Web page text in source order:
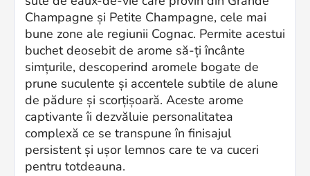
Champagne și Petite Champagne, cele mai
bune zone ale regiunii Cognac. Permite acestui
buchet deosebit de arome să-ți încânte
simțurile, descoperind aromele bogate de
prune suculente și accentele subtile de alune
de pădure și scorțișoară. Aceste arome
captivante îi dezvăluie personalitatea
complexă ce se transpune în finisajul
persistent și ușor lemnos care te va cuceri
pentru totdeauna.